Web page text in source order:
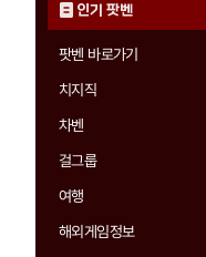
인기 팟벤
팟벤 바로가기
치지직
차벤
걸그룹
여행
해외게임정보